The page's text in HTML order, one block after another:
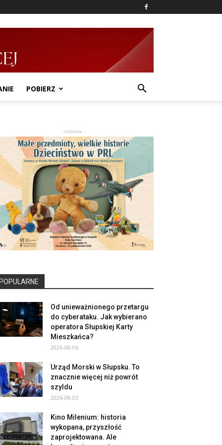
POBIERZ
- reklama -
Od unieważnionego przetargu
do cyberataku. Jak wybierano
operatora Słupskiej Karty
Mieszkańca?
2026-08-06
Urząd Morski w Słupsku. To
znacznie więcej niż powrót
szyldu
2026-08-03
Kino Milenium: historia
wykopana, przyszłość
zaprojektowana. Ale